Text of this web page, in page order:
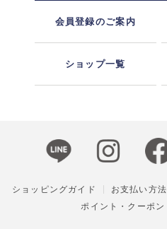
会員登録のご案内
ショップ一覧
ショッピングガイド お支払い方法
ポイント・クーポン